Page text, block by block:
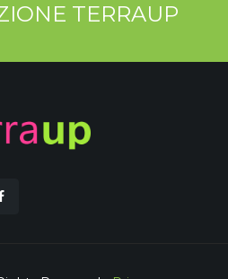
TERRAUP